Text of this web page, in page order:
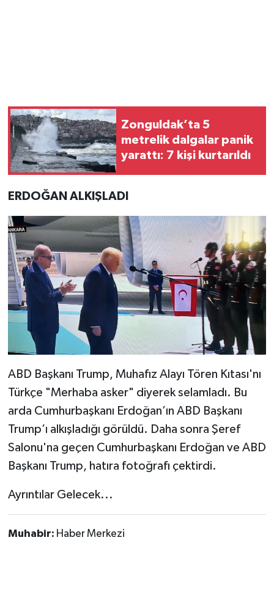
Zonguldak’ta 5
metrelik dalgalar panik
yarattı: 7 kişi kurtarıldı
ERDOĞAN ALKIŞLADI
ABD Başkanı Trump, Muhafız Alayı Tören Kıtası'nı
Türkçe "Merhaba asker" diyerek selamladı. Bu
arda Cumhurbaşkanı Erdoğan’ın ABD Başkanı
Trump’ı alkışladığı görüldü. Daha sonra Şeref
Salonu'na geçen Cumhurbaşkanı Erdoğan ve ABD
Başkanı Trump, hatıra fotoğrafı çektirdi.
Ayrıntılar Gelecek...
Muhabir: Haber Merkezi